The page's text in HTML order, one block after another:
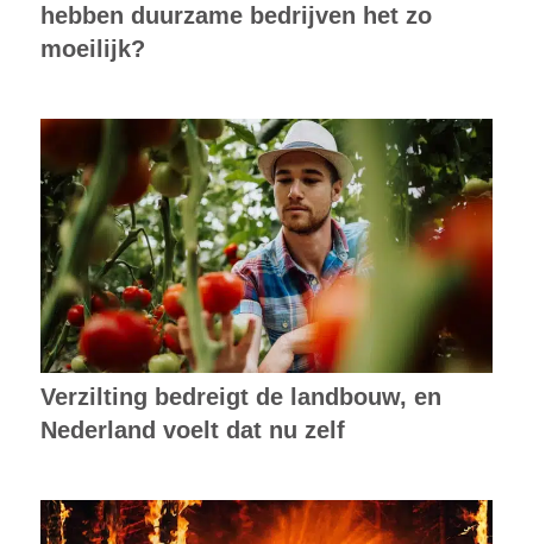
hebben duurzame bedrijven het zo
moeilijk?
Verzilting bedreigt de landbouw, en
Nederland voelt dat nu zelf